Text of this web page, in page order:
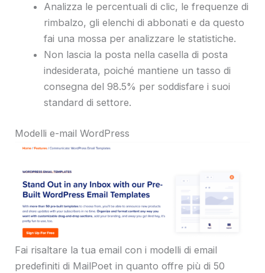
Analizza le percentuali di clic, le frequenze di
rimbalzo, gli elenchi di abbonati e da questo
fai una mossa per analizzare le statistiche.
Non lascia la posta nella casella di posta
indesiderata, poiché mantiene un tasso di
consegna del 98.5% per soddisfare i suoi
standard di settore.
Modelli e-mail WordPress
Fai risaltare la tua email con i modelli di email
predefiniti di MailPoet in quanto offre più di 50